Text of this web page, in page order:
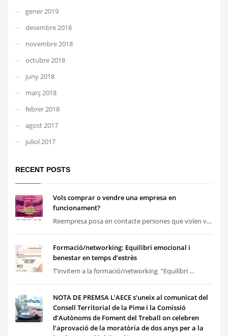
gener 2019
desembre 2018
novembre 2018
octubre 2018
juny 2018
març 2018
febrer 2018
agost 2017
juliol 2017
RECENT POSTS
Vols comprar o vendre una empresa en
funcionament?
Reempresa posa en contacte persones que volen v...
Formació/networking: Equilibri emocional i
benestar en temps d’estrès
T’invitem a la formació/networking “Equilibri ...
NOTA DE PREMSA L’AECE s’uneix al comunicat del
Consell Territorial de la Pime i la Comissió
d’Autònoms de Foment del Treball on celebren
l’aprovació de la moratòria de dos anys per a la